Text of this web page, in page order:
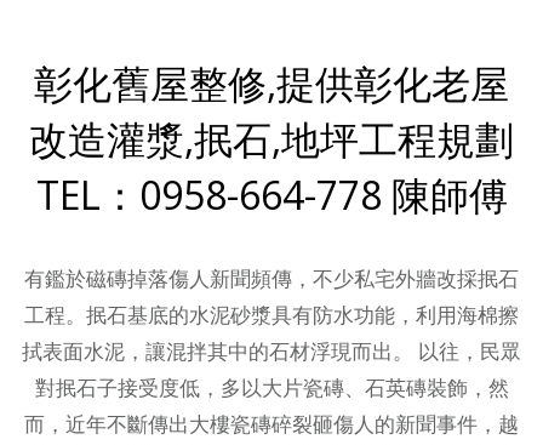
彰化舊屋整修,提供彰化老屋
改造灌漿,抿石,地坪工程規劃
TEL：0958-664-778 陳師傅
有鑑於磁磚掉落傷人新聞頻傳，不少私宅外牆改採抿石
工程。抿石基底的水泥砂漿具有防水功能，利用海棉擦
拭表面水泥，讓混拌其中的石材浮現而出。 以往，民眾
對抿石子接受度低，多以大片瓷磚、石英磚裝飾，然
而，近年不斷傳出大樓瓷磚碎裂砸傷人的新聞事件，越